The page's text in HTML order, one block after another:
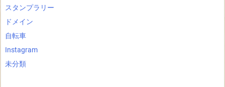
スタンプラリー
ドメイン
自転車
Instagram
未分類